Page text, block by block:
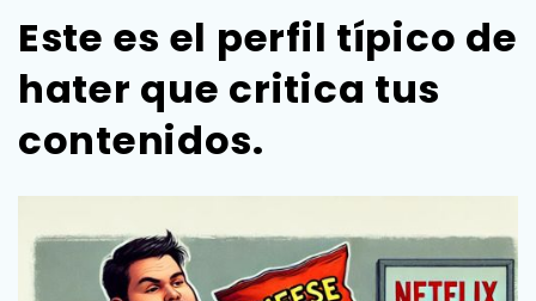
Este es el perfil típico de
hater que critica tus
contenidos.